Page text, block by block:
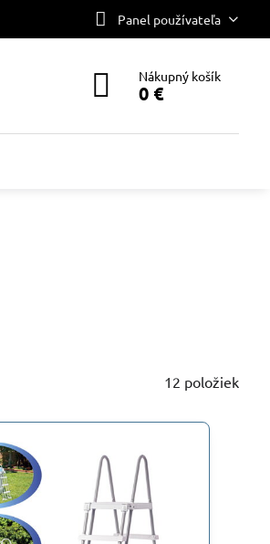
Panel používateľa
Nákupný košík
0 €
12 položiek